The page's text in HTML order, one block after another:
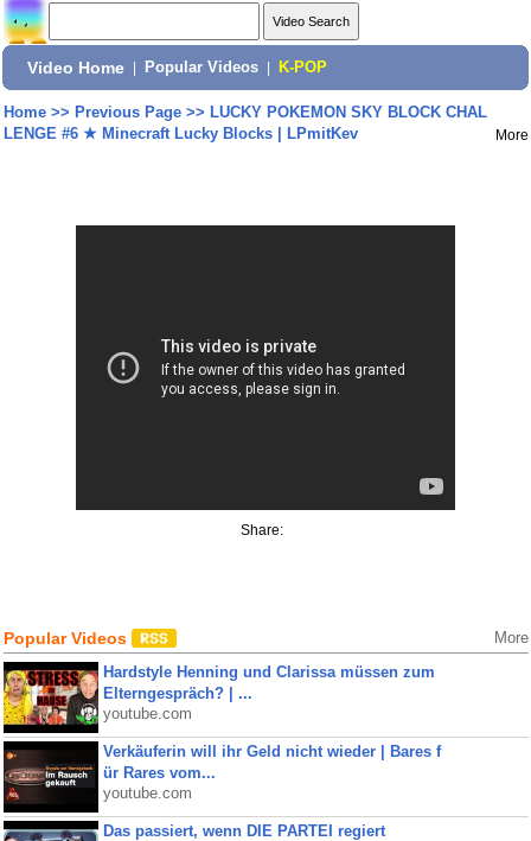
Video Home Popular Videos K-POP
Home>> Previous Page>> LUCKY POKEMON SKY BLOCK CHAL
LENGE #6 ★ Minecraft Lucky Blocks | LPmitKev
More
Share:
Popular Videos More
Hardstyle Henning und Clarissa müssen zum
Elterngespräch? | ...
youtube.com
Verkäuferin will ihr Geld nicht wieder | Bares f
ür Rares vom...
youtube.com
Das passiert, wenn DIE PARTEI regiert